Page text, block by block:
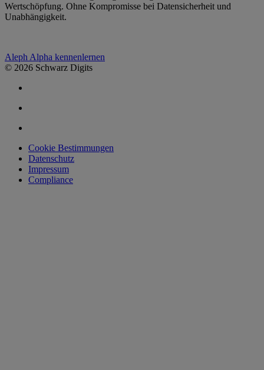
Wertschöpfung. Ohne Kompromisse bei Datensicherheit und
Unabhängigkeit.
Aleph Alpha kennenlernen
© 2026 Schwarz Digits
Cookie Bestimmungen
Datenschutz
Impressum
Compliance